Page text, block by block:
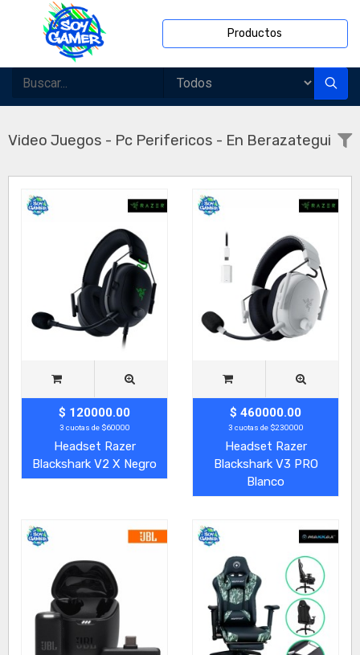
Productos
Video Juegos - Pc Perifericos - En Berazategui
$ 120000.00
3 cuotas de $60000
Headset Razer
Blackshark V2 X Negro
$ 460000.00
3 cuotas de $230000
Headset Razer
Blackshark V3 PRO
Blanco